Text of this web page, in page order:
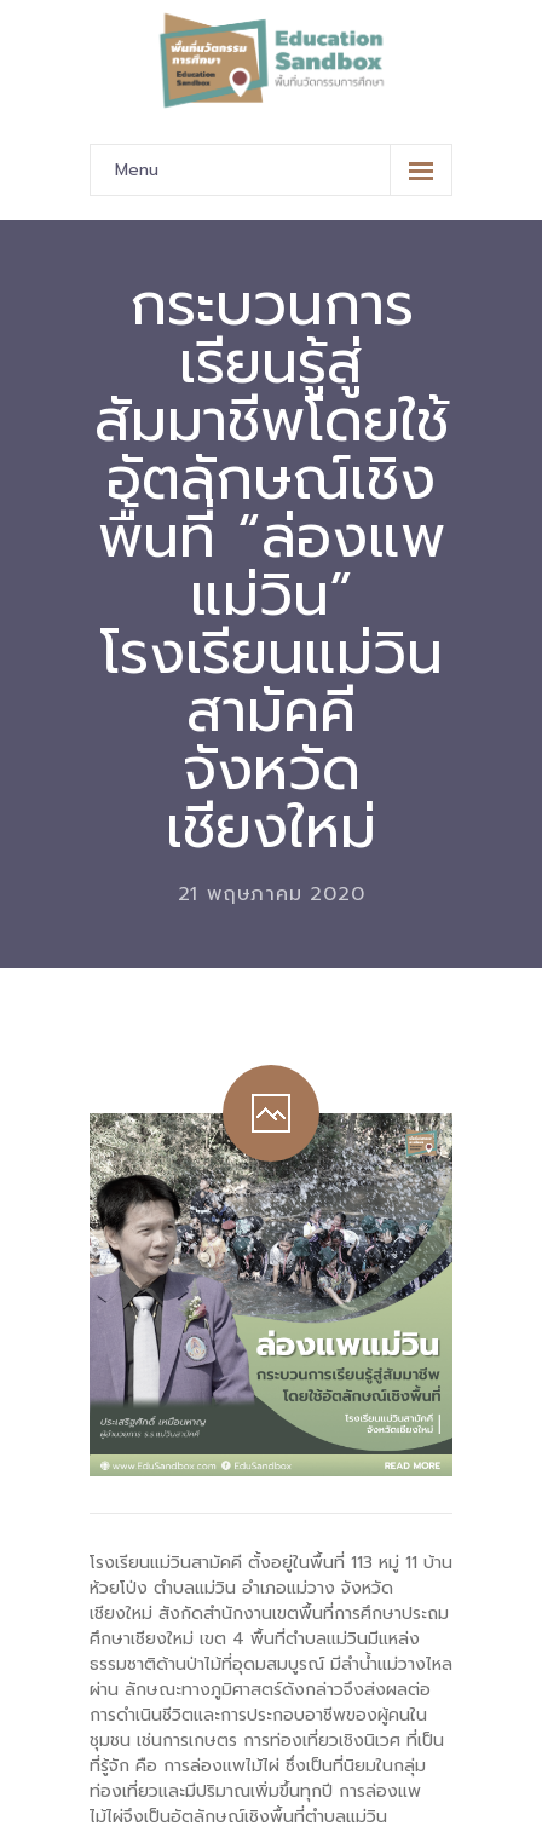
Menu
หน้าหลัก
-- มาตรฐานข้อมูลและมาตรฐานการแลกเปลี่ยนข้อมูล
-- สถานศึกษานำร่อง
-- EdusandboxGM
-- วีดิทัศน์นำเสนอสถานศึกษานำร่อง
-- ปฏิทินการขับเคลื่อนพื้นที่นวัตกรรมการศึกษา
-- หนังสือและเอกสาร
-- กฎหมาย
---- เจตนารมณ์ของ พ.ร.บ.
---- พ.ร.บ. และอนุบัญญัติ
---- พ.ร.ฎ. ขยายเวลาใช้บังคับ พ.ร.บ.พื้นที่นวัตกรรมการ
ศึกษา พ.ศ. 252 พ.ศ. 2569
---- รายงานการประเมินผลสัมฤทธิ์ พ.ร.บ.พื้นที่นวัตกรรม
-- รายงานคณะผู้ประเมินอิสระ
---- รอบประเมิน (พ.ศ. 2562-2564)
-- รายงานประจำปี
---- ปีการศึกษา 2564
---- ปีการศึกษา 2565
---- ปีการศึกษา 2567
-- รายงานผล กขศ.สพท.
-- เอกสารเผยแพร่
-- รู้จัก พื้นที่นวัตกรรมการศึกษา
-- คณะกรรมการนโยบายพื้นที่นวัตกรรมการศึกษา
-- คณะอนุกรรมการ 6 คณะ
-- ทีมงาน สบน.
ติดต่อเรา
กระบวนการ
เรียนรู้สู่
สัมมาชีพโดยใช้
อัตลักษณ์เชิง
พื้นที่ “ล่องแพ
แม่วิน”
โรงเรียนแม่วิน
สามัคคี
จังหวัด
เชียงใหม่
21 พฤษภาคม 2020
โรงเรียนแม่วินสามัคคี ตั้งอยู่ในพื้นที่ 113 หมู่ 11 บ้าน
ห้วยโป่ง ตำบลแม่วิน อำเภอแม่วาง จังหวัด
เชียงใหม่ สังกัดสำนักงานเขตพื้นที่การศึกษาประถม
ศึกษาเชียงใหม่ เขต 4 พื้นที่ตำบลแม่วินมีแหล่ง
ธรรมชาติด้านป่าไม้ที่อุดมสมบูรณ์ มีลำน้ำแม่วางไหล
ผ่าน ลักษณะทางภูมิศาสตร์ดังกล่าวจึงส่งผลต่อ
การดำเนินชีวิตและการประกอบอาชีพของผู้คนใน
ชุมชน เช่นการเกษตร การท่องเที่ยวเชิงนิเวศ ที่เป็น
ที่รู้จัก คือ การล่องแพไม้ไผ่ ซึ่งเป็นที่นิยมในกลุ่ม
ท่องเที่ยวและมีปริมาณเพิ่มขึ้นทุกปี การล่องแพ
ไม้ไผ่จึงเป็นอัตลักษณ์เชิงพื้นที่ตำบลแม่วิน